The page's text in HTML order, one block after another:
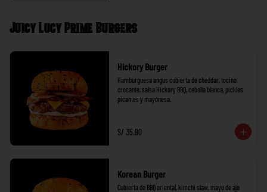
Juicy Lucy Prime Burgers
Hickory Burger
Hamburguesa angus cubierta de cheddar, tocino
crocante, salsa Hickory BBQ, cebolla blanca, pickles
picantes y mayonesa.
S/ 35.90
Korean Burger
Cubierta de BBQ oriental, kimchi slaw, mayo de ajo